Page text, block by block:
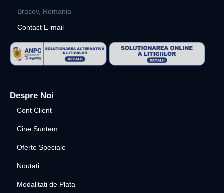
Brasov, Romania
Contact E-mail
Despre Noi
Cont Client
Cine Suntem
Oferte Speciale
Noutati
Modalitati de Plata